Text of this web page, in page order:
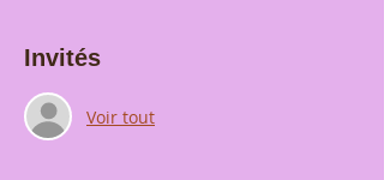
Invités
Voir tout